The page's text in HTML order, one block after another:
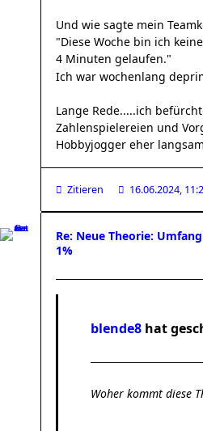
Und wie sagte mein
"Diese Woche bin ich
4 Minuten gelaufen."
Ich war wochenlang
Lange Rede.....ich
Zahlenspielereien und
Hobbyjogger eher
Zitieren 16.06.2024,
Re: Neue Theorie:
1%
blende8 hat
Woher kommt diese